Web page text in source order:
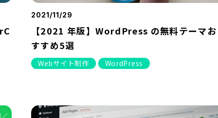
2021/11/29
【2021 年版】WordPress の無料テーマお
すすめ5選
Webサイト制作 WordPress